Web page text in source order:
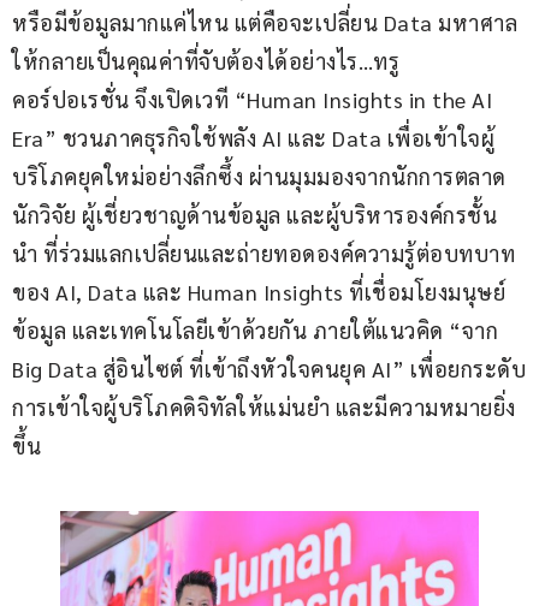
หรือมีข้อมูลมากแค่ไหน แต่คือจะเปลี่ยน Data มหาศาล
ให้กลายเป็นคุณค่าที่จับต้องได้อย่างไร…ทรู
คอร์ปอเรชั่น จึงเปิดเวที “Human Insights in the AI
Era” ชวนภาคธุรกิจใช้พลัง AI และ Data เพื่อเข้าใจผู้
บริโภคยุคใหม่อย่างลึกซึ้ง ผ่านมุมมองจากนักการตลาด
นักวิจัย ผู้เชี่ยวชาญด้านข้อมูล และผู้บริหารองค์กรชั้น
นำ ที่ร่วมแลกเปลี่ยนและถ่ายทอดองค์ความรู้ต่อบทบาท
ของ AI, Data และ Human Insights ที่เชื่อมโยงมนุษย์
ข้อมูล และเทคโนโลยีเข้าด้วยกัน ภายใต้แนวคิด “จาก
Big Data สู่อินไซต์ ที่เข้าถึงหัวใจคนยุค AI” เพื่อยกระดับ
การเข้าใจผู้บริโภคดิจิทัลให้แม่นยำ และมีความหมายยิ่ง
ขึ้น